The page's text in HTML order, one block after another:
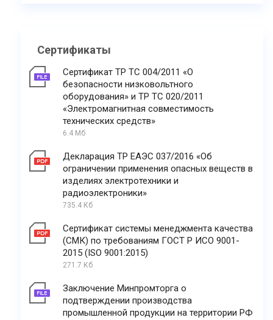
Сертификаты
Сертификат ТР ТС 004/2011 «О
безопасности низковольтного
оборудования» и ТР ТС 020/2011
«Электромагнитная совместимость
технических средств»
6.4 Мб
Декларация ТР ЕАЭС 037/2016 «Об
ограничении применения опасных веществ в
изделиях электротехники и
радиоэлектроники»
735.4 Кб
Сертификат системы менеджмента качества
(СМК) по требованиям ГОСТ Р ИСО 9001-
2015 (ISO 9001:2015)
271.7 Кб
Заключение Минпромторга о
подтверждении производства
промышленной продукции на территории РФ